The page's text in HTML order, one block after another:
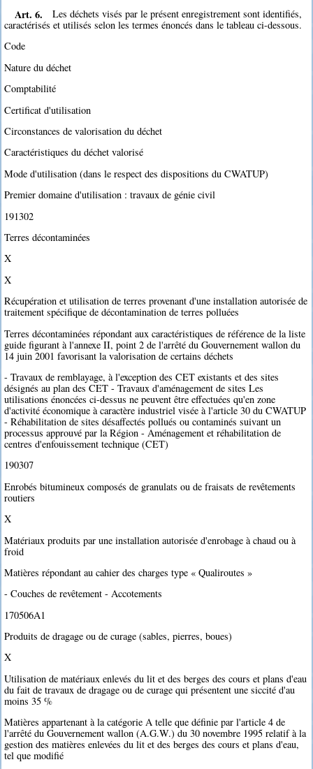
Art. 6.
Les déchets visés par le présent enregistrement sont identifiés,
caractérisés et utilisés selon les termes énoncés dans le tableau ci-dessous.
Code
Nature du déchet
Comptabilité
Certificat d'utilisation
Circonstances de valorisation du déchet
Caractéristiques du déchet valorisé
Mode d'utilisation (dans le respect des dispositions du CWATUP)
Premier domaine d'utilisation : travaux de génie civil
191302
Terres décontaminées
X
X
Récupération et utilisation de terres provenant d'une installation autorisée de
traitement spécifique de décontamination de terres polluées
Terres décontaminées répondant aux caractéristiques de référence de la liste
guide figurant à l'annexe II, point 2 de l'arrêté du Gouvernement wallon du
14 juin 2001 favorisant la valorisation de certains déchets
- Travaux de remblayage, à l'exception des CET existants et des sites
désignés au plan des CET - Travaux d'aménagement de sites Les
utilisations énoncées ci-dessus ne peuvent être effectuées qu'en zone
d'activité économique à caractère industriel visée à l'article 30 du CWATUP
- Réhabilitation de sites désaffectés pollués ou contaminés suivant un
processus approuvé par la Région - Aménagement et réhabilitation de
centres d'enfouissement technique (CET)
190307
Enrobés bitumineux composés de granulats ou de fraisats de revêtements
routiers
X
Matériaux produits par une installation autorisée d'enrobage à chaud ou à
froid
Matières répondant au cahier des charges type « Qualiroutes »
- Couches de revêtement - Accotements
170506A1
Produits de dragage ou de curage (sables, pierres, boues)
X
Utilisation de matériaux enlevés du lit et des berges des cours et plans d'eau
du fait de travaux de dragage ou de curage qui présentent une siccité d'au
moins 35 %
Matières appartenant à la catégorie A telle que définie par l'article 4 de
l'arrêté du Gouvernement wallon (A.G.W.) du 30 novembre 1995 relatif à la
gestion des matières enlevées du lit et des berges des cours et plans d'eau,
tel que modifié